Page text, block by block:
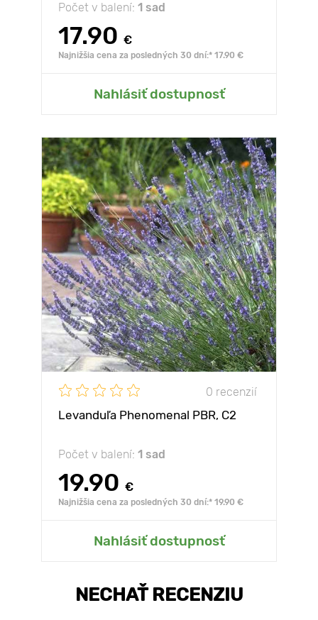
Počet v balení: 1 sad
17.90 €
Najnižšia cena za posledných 30 dní:* 17.90 €
Nahlásiť dostupnosť
0 recenzií
Levanduľa Phenomenal PBR, C2
Počet v balení: 1 sad
19.90 €
Najnižšia cena za posledných 30 dní:* 19.90 €
Nahlásiť dostupnosť
NECHAŤ RECENZIU